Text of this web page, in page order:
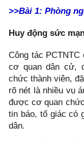
>>Bài 1: Phòng
Huy động sức
Công tác
cơ quan dân cử,
chức thành viên,
rõ nét là nhiều vụ
được cơ quan
tin báo, tố giác có
dân.